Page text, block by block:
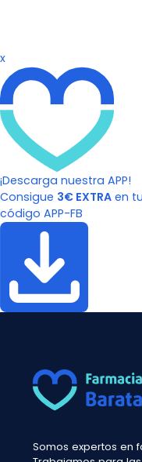
x
¡Descarga nuestra APP!
Consigue 3€ EXTRA en
código APP-FB
Somos expertos en